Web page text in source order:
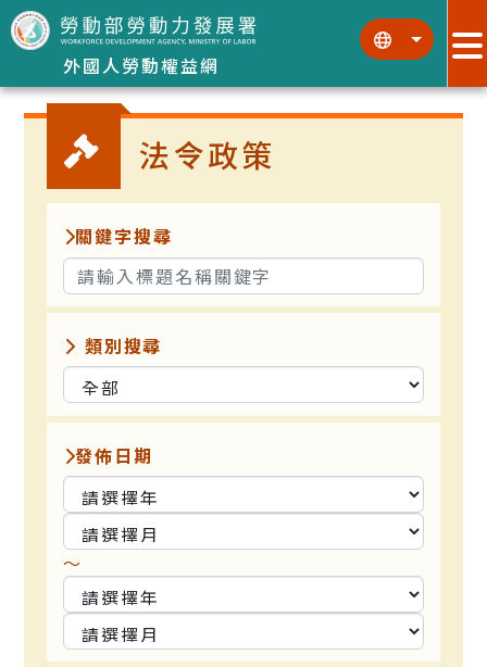
跳到主要內容區塊
外國人勞動權益網
::: :::
法令政策
關鍵字搜尋
類別搜尋
發佈日期
～